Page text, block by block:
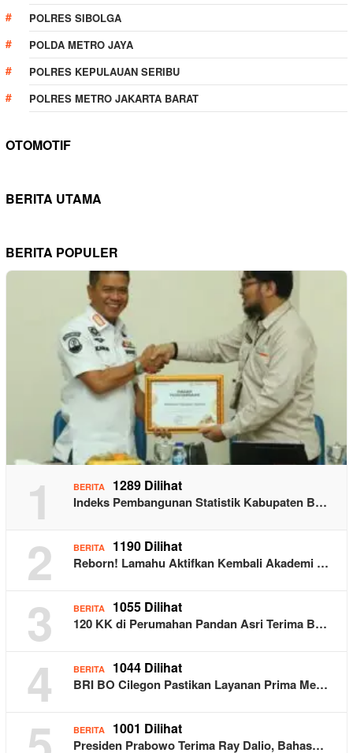
POLRES SIBOLGA
POLDA METRO JAYA
POLRES KEPULAUAN SERIBU
POLRES METRO JAKARTA BARAT
OTOMOTIF
BERITA UTAMA
BERITA POPULER
1 BERITA 1289 Dilihat
Indeks Pembangunan Statistik Kabupaten B…
2 BERITA 1190 Dilihat
Reborn! Lamahu Aktifkan Kembali Akademi …
3 BERITA 1055 Dilihat
120 KK di Perumahan Pandan Asri Terima B…
4 BERITA 1044 Dilihat
BRI BO Cilegon Pastikan Layanan Prima Me…
BERITA 1001 Dilihat
Presiden Prabowo Terima Ray Dalio, Bahas…